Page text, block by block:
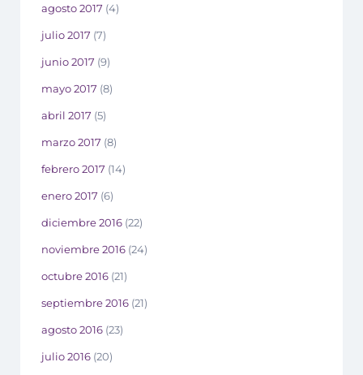
agosto 2017 (4)
julio 2017 (7)
junio 2017 (9)
mayo 2017 (8)
abril 2017 (5)
marzo 2017 (8)
febrero 2017 (14)
enero 2017 (6)
diciembre 2016 (22)
noviembre 2016 (24)
octubre 2016 (21)
septiembre 2016 (21)
agosto 2016 (23)
julio 2016 (20)